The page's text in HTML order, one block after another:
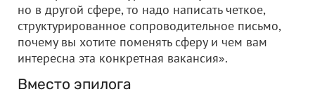
но в другой сфере, то надо написать четкое,
структурированное сопроводительное письмо,
почему вы хотите поменять сферу и чем вам
интересна эта конкретная вакансия».
Вместо эпилога